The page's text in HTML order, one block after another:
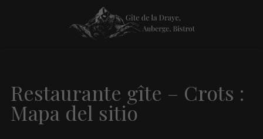
Restaurante gîte – Crots :
Mapa del sitio